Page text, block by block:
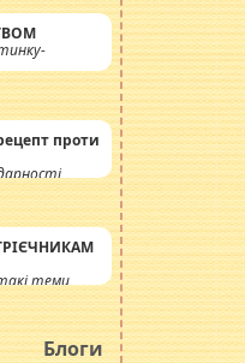
проти
теми,
сьогоднішні
питання.
Блоги